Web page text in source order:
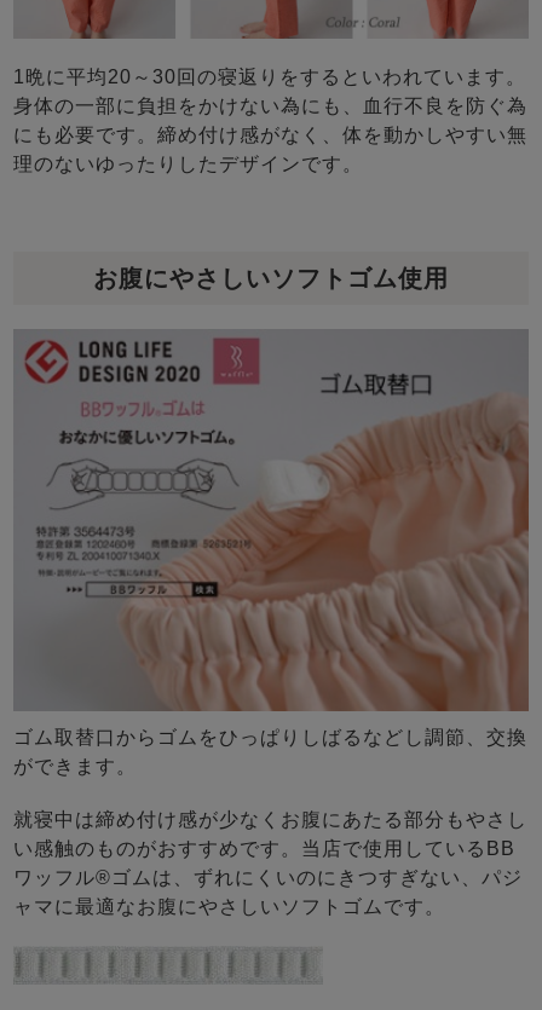
1晩に平均20～30回の寝返りをするといわれています。
身体の一部に負担をかけない為にも、血行不良を防ぐ為
にも必要です。締め付け感がなく、体を動かしやすい無
理のないゆったりしたデザインです。
お腹にやさしいソフトゴム使用
ゴム取替口からゴムをひっぱりしばるなどし調節、交換
ができます。
就寝中は締め付け感が少なくお腹にあたる部分もやさし
い感触のものがおすすめです。当店で使用しているBB
ワッフル®ゴムは、ずれにくいのにきつすぎない、パジ
ャマに最適なお腹にやさしいソフトゴムです。